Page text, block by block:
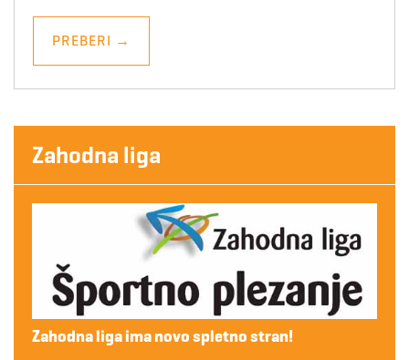
PREBERI →
Zahodna liga
Zahodna liga ima novo spletno stran!